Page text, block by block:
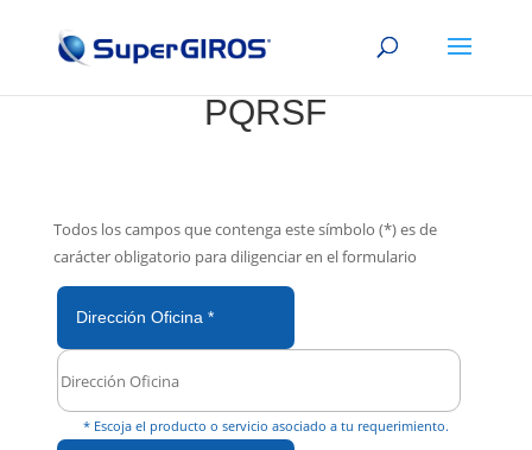
FORMULARIO DE
PQRSF
P
o
r
a
v
o
Todos los campos que contenga este símbolo (*) es de
carácter obligatorio para diligenciar en el formulario
Dirección Oficina *
* Escoja el producto o servicio asociado a tu requerimiento.